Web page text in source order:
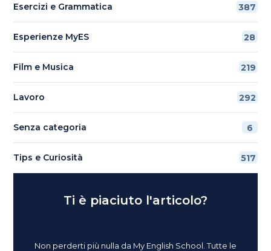
Esercizi e Grammatica 387
Esperienze MyES 28
Film e Musica 219
Lavoro 292
Senza categoria 6
Tips e Curiosità 517
Ti è piaciuto l'articolo?
Non perderti più nulla da My English School. Tutte le